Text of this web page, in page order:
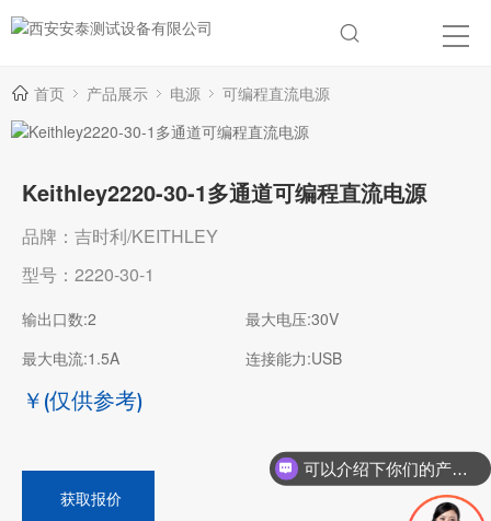
首页 产品展示 电源 可编程直流电源
Keithley2220-30-1多通道可编程直流电源
品牌：吉时利/KEITHLEY
型号：2220-30-1
输出口数:2
最大电压:30V
最大电流:1.5A
连接能力:USB
￥ (仅供参考)
获取报价
可以介绍下你们的产品么？